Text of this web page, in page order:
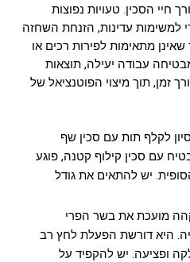
חיי הסכין. טעויות נפוצות
למשימות עדינות, הזנחת השחזה
שאינן מתאימות לפירות רכים או
עבודה יעילה, תוצאות
זמן, תוך מיצוי הפוטנציאל של
לקלף תות עם סכין שף
עם סכין קילוף קטנה, פוגע
יש להתאים את גודל
מועכת את בשר הפרי
היא דורשת הפעלת לחץ רב
ופציעה. יש להקפיד על